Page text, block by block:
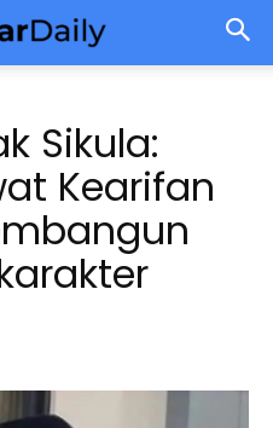
Sikula:
Kearifan